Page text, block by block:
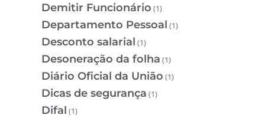
Demitir Funcionário (1)
Departamento Pessoal (1)
Desconto salarial (1)
Desoneração da folha (1)
Diário Oficial da União (1)
Dicas de segurança (1)
Difal (1)